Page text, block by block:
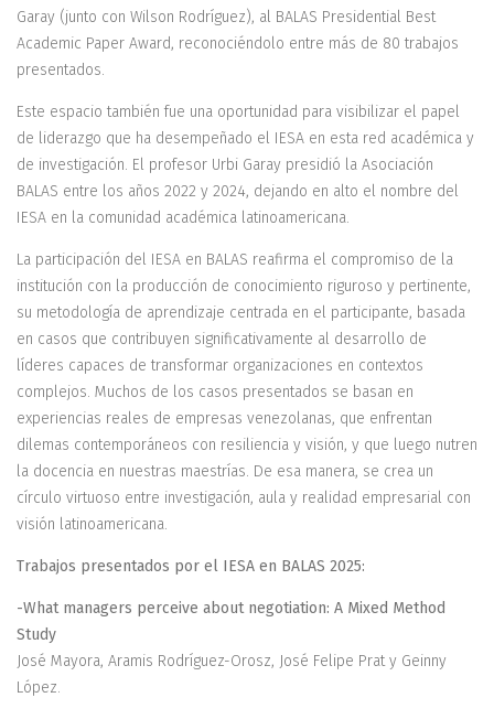
Garay (junto con Wilson Rodríguez), al BALAS Presidential Best
Academic Paper Award, reconociéndolo entre más de 80 trabajos
presentados.
Este espacio también fue una oportunidad para visibilizar el papel
de liderazgo que ha desempeñado el IESA en esta red académica y
de investigación. El profesor Urbi Garay presidió la Asociación
BALAS entre los años 2022 y 2024, dejando en alto el nombre del
IESA en la comunidad académica latinoamericana.
La participación del IESA en BALAS reafirma el compromiso de la
institución con la producción de conocimiento riguroso y pertinente,
su metodología de aprendizaje centrada en el participante, basada
en casos que contribuyen significativamente al desarrollo de
líderes capaces de transformar organizaciones en contextos
complejos. Muchos de los casos presentados se basan en
experiencias reales de empresas venezolanas, que enfrentan
dilemas contemporáneos con resiliencia y visión, y que luego nutren
la docencia en nuestras maestrías. De esa manera, se crea un
círculo virtuoso entre investigación, aula y realidad empresarial con
visión latinoamericana.
Trabajos presentados por el IESA en BALAS 2025:
-What managers perceive about negotiation: A Mixed Method
Study
José Mayora, Aramis Rodríguez-Orosz, José Felipe Prat y Geinny
López.